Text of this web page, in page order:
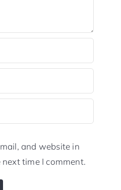
and website in
time I comment.